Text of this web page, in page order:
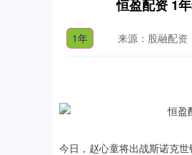
恒盈配资 1
1年 来源：股融配资
今日，赵心童将出战斯诺克